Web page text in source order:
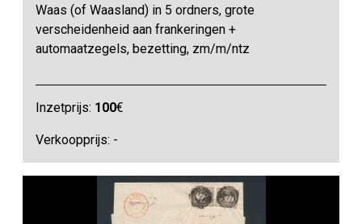
Waas (of Waasland) in 5 ordners, grote
verscheidenheid aan frankeringen +
automaatzegels, bezetting, zm/m/ntz
Inzetprijs: 100€
Verkoopprijs: -